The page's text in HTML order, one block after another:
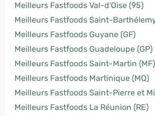
Meilleurs Fastfoods Val-d'Oise (95)
Meilleurs Fastfoods Saint-
Meilleurs Fastfoods Guyane (GF)
Meilleurs Fastfoods Guadeloupe (GP)
Meilleurs Fastfoods Saint-Martin (MF)
Meilleurs Fastfoods Martinique (MQ)
Meilleurs Fastfoods Saint-Pierre et
Meilleurs Fastfoods La Réunion (RE)